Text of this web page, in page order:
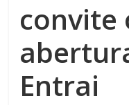
convite
Entrai